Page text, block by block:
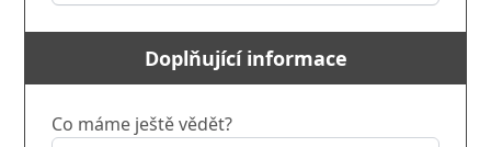
Doplňující informace
Co máme ještě vědět?